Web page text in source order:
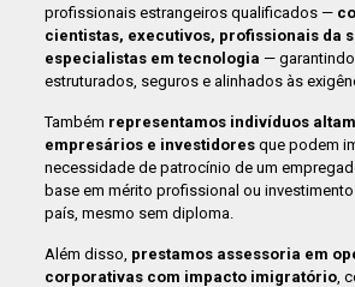
profissionais estrangeiros qualificados —
cientistas, executivos, profissionais da
especialistas em tecnologia —
estruturados, seguros e alinhados às
Também representamos indivíduos
empresários e investidoresque podem
necessidade de patrocínio de um
base em mérito profissional ou
país, mesmo sem diploma.
Além disso, prestamos assessoria em
corporativas com impacto imigratório,